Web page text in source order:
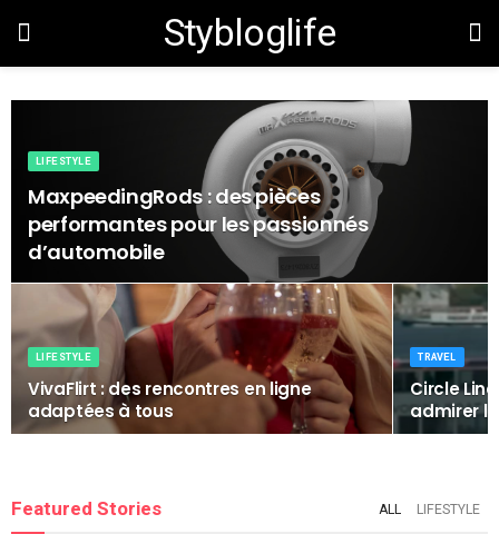
Stybloglife
LIFESTYLE
MaxpeedingRods : des pièces
performantes pour les passionnés
d’automobile
LIFESTYLE
VivaFlirt : des rencontres en ligne
adaptées à tous
TRAVEL
Circle
admirer
Featured Stories ALL LIFESTYLE